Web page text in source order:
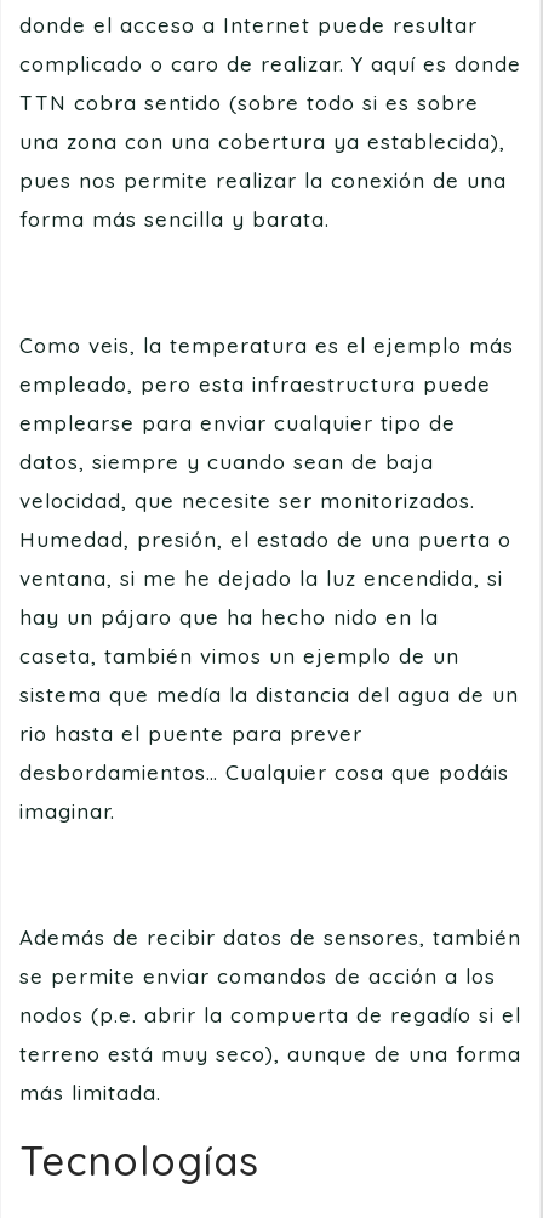
donde el acceso a Internet puede resultar
complicado o caro de realizar. Y aquí es donde
TTN cobra sentido (sobre todo si es sobre
una zona con una cobertura ya establecida),
pues nos permite realizar la conexión de una
forma más sencilla y barata.
Como veis, la temperatura es el ejemplo más
empleado, pero esta infraestructura puede
emplearse para enviar cualquier tipo de
datos, siempre y cuando sean de baja
velocidad, que necesite ser monitorizados.
Humedad, presión, el estado de una puerta o
ventana, si me he dejado la luz encendida, si
hay un pájaro que ha hecho nido en la
caseta, también vimos un ejemplo de un
sistema que medía la distancia del agua de un
rio hasta el puente para prever
desbordamientos… Cualquier cosa que podáis
imaginar.
Además de recibir datos de sensores, también
se permite enviar comandos de acción a los
nodos (p.e. abrir la compuerta de regadío si el
terreno está muy seco), aunque de una forma
más limitada.
Tecnologías